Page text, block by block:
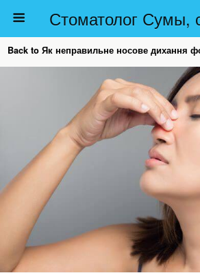
Back to Як неправильне носове дихання